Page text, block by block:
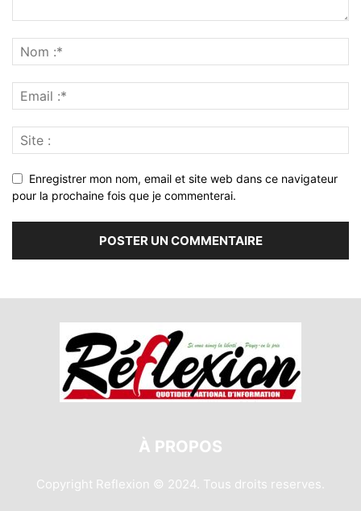
Enregistrer mon nom, email et site web dans ce navigateur
pour la prochaine fois que je commenterai.
À PROPOS
Copyright Reflexion © 2024. Tous droits reserves.